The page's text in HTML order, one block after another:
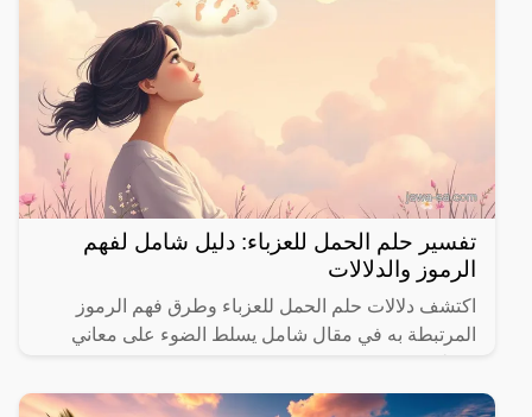
تفسير حلم الحمل للعزباء: دليل شامل لفهم
الرموز والدلالات
اكتشف دلالات حلم الحمل للعزباء وطرق فهم الرموز
المرتبطة به في مقال شامل يسلط الضوء على معاني